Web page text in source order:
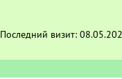
Последний визит: